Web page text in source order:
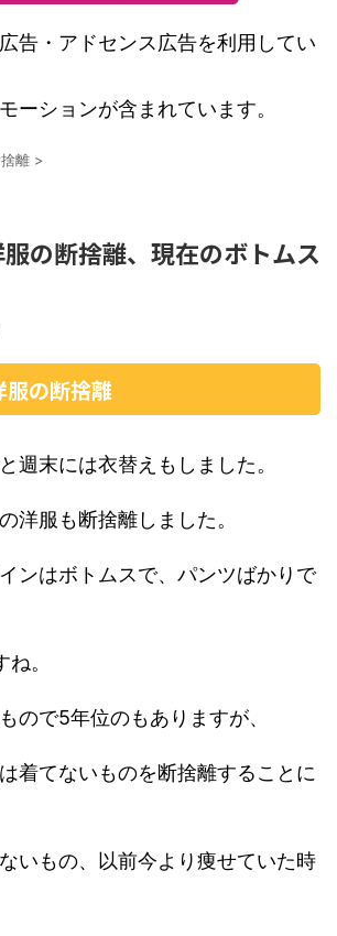
告・アドセンス広告を利用してい
ーションが含まれています。
離 >
服の断捨離、現在のボトムス
服の断捨離
週末には衣替えもしました。
洋服も断捨離しました。
ンはボトムスで、パンツばかりで
。
ので5年位のもありますが、
着てないものを断捨離することに
いもの、以前今より痩せていた時